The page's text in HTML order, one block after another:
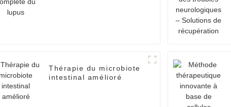
Thérapie du microbiote
intestinal amélioré